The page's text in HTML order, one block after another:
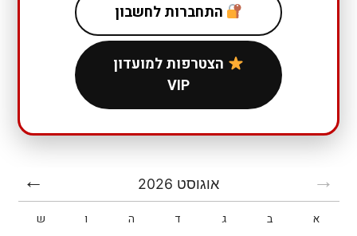
התחברות לחשבון
הצטרפות למועדון
VIP
אוגוסט 2026
א ב ג ד ה ו
ש